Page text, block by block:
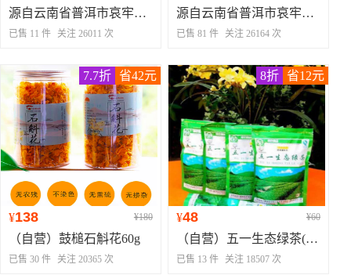
源自云南省普洱市哀牢山原始森林 老树核桃油
已售 11 件 关注 26011 次
源自云南省普洱市哀牢山原始森林野生铁核桃油
已售 81 件 关注 26164 次
7.7折 省42元
¥138 ¥180
（自营）鼓槌石斛花60g
已售 30 件 关注 20365 次
8折 省12元
¥48 ¥60
（自营）五一生态绿茶(袋装)
已售 13 件 关注 18507 次